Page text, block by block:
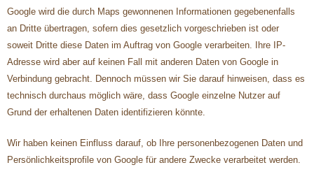
Google wird die durch Maps gewonnenen Informationen gegebenenfalls
an Dritte übertragen, sofern dies gesetzlich vorgeschrieben ist oder
soweit Dritte diese Daten im Auftrag von Google verarbeiten. Ihre IP-
Adresse wird aber auf keinen Fall mit anderen Daten von Google in
Verbindung gebracht. Dennoch müssen wir Sie darauf hinweisen, dass es
technisch durchaus möglich wäre, dass Google einzelne Nutzer auf
Grund der erhaltenen Daten identifizieren könnte.
Wir haben keinen Einfluss darauf, ob Ihre personenbezogenen Daten und
Persönlichkeitsprofile von Google für andere Zwecke verarbeitet werden.